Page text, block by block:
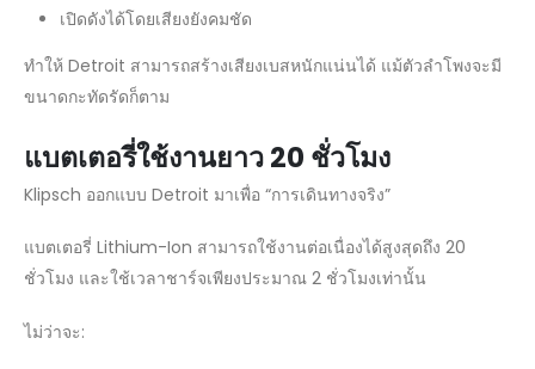
เปิดดังได้โดยเสียงยังคมชัด
ทำให้ Detroit สามารถสร้างเสียงเบสหนักแน่นได้ แม้ตัวลำโพงจะมี
ขนาดกะทัดรัดก็ตาม
แบตเตอรี่ใช้งานยาว20 ชั่วโมง
Klipsch ออกแบบ Detroit มาเพื่อ “การเดินทางจริง”
แบตเตอรี่ Lithium-Ion สามารถใช้งานต่อเนื่องได้สูงสุดถึง 20
ชั่วโมง และใช้เวลาชาร์จเพียงประมาณ 2 ชั่วโมงเท่านั้น
ไม่ว่าจะ: